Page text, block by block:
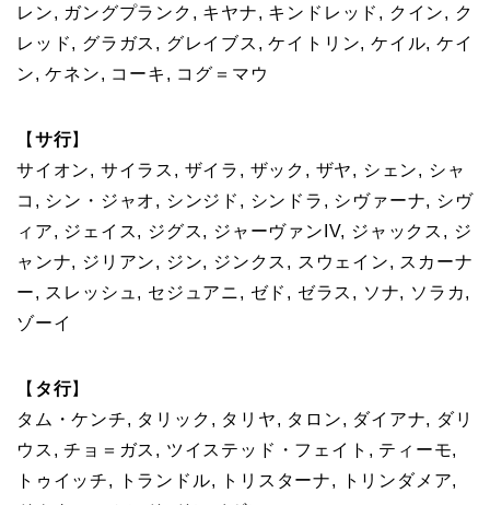
レン, ガングプランク, キヤナ, キンドレッド, クイン, ク
レッド, グラガス, グレイブス, ケイトリン, ケイル, ケイ
ン, ケネン, コーキ, コグ＝マウ
【 サ行】
サイオン, サイラス, ザイラ, ザック, ザヤ, シェン, シャ
コ, シン・ジャオ, シンジド, シンドラ, シヴァーナ, シヴ
ィア, ジェイス, ジグス, ジャーヴァンIV, ジャックス, ジ
ャンナ, ジリアン, ジン, ジンクス, スウェイン, スカーナ
ー, スレッシュ, セジュアニ, ゼド, ゼラス, ソナ, ソラカ,
ゾーイ
【 タ行】
タム・ケンチ, タリック, タリヤ, タロン, ダイアナ, ダリ
ウス, チョ＝ガス, ツイステッド・フェイト, ティーモ,
トゥイッチ, トランドル, トリスターナ, トリンダメア,